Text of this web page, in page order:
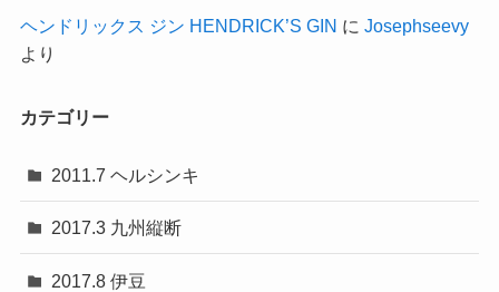
ヘンドリックス ジン HENDRICK’S GIN に Josephseevy
より
カテゴリー
2011.7 ヘルシンキ
2017.3 九州縦断
2017.8 伊豆